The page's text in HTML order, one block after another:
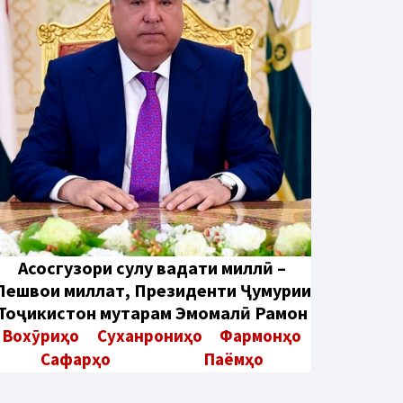
Aсосгузори сулҳу ваҳдати миллӣ –
миллат, Президенти Ҷумҳурии
муҳтарам Эмомалӣ Раҳмон
Вохӯриҳо Суханрониҳо
Фармонҳо
Сафарҳо
Паёмҳо